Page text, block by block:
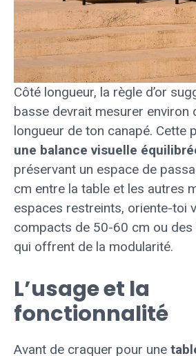
Côté longueur, la règle d’or
basse devrait mesurer environ
longueur de ton canapé. Cette
une balance visuelle
préservant un espace de
cm entre la table et les autres
espaces restreints, oriente-toi
compacts de 50-60 cm ou
qui offrent de la modularité.
L’usage et la
fonctionnalité
Avant de craquer pour une